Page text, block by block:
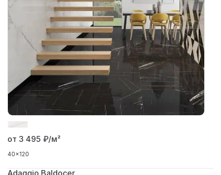
от 3 495 ₽/м²
40x120
Adaggio Baldocer